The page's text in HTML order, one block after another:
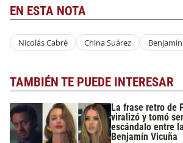
EN ESTA NOTA
Nicolás Cabré China Suárez
TAMBIÉN TE PUEDE INTERESAR
La frase retro de
viralizó y tomó
escándalo entre
Benjamín Vicuña